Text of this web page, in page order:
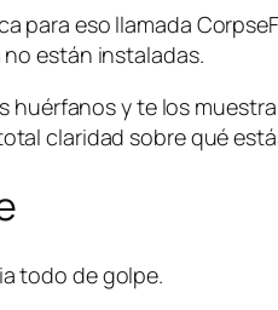
para eso llamada
están instaladas.
huérfanos y te los
claridad sobre qué
todo de golpe.